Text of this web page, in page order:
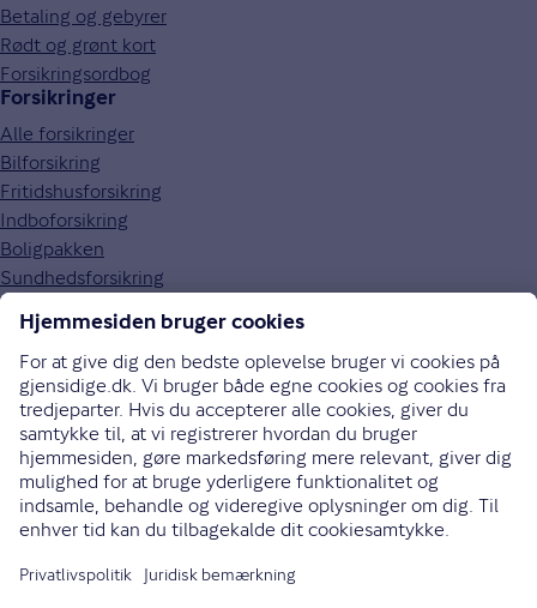
Betaling og gebyrer
Rødt og grønt kort
Forsikringsordbog
Forsikringer
Alle forsikringer
Bilforsikring
Fritidshusforsikring
Indboforsikring
Boligpakken
Sundhedsforsikring
Om Gjensidige
Om os
Kundefordele
Job og karriere
Presse
Bæredygtighed
Gouda rejseforsikring
Brugerpanel
70 10 90 09
Bliv ringet op